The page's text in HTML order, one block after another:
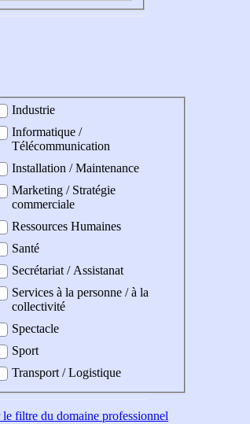
Industrie
Informatique /
Télécommunication
Installation / Maintenance
Marketing / Stratégie
commerciale
Ressources Humaines
Santé
Secrétariat / Assistanat
Services à la personne / à la
collectivité
Spectacle
Sport
Transport / Logistique
le filtre du domaine professionnel